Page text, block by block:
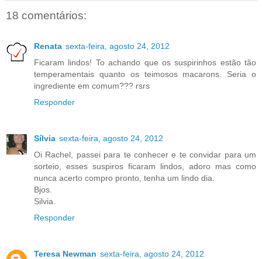
18 comentários:
Renata sexta-feira, agosto 24, 2012
Ficaram lindos! To achando que os suspirinhos estão tão
temperamentais quanto os teimosos macarons. Seria o
ingrediente em comum??? rsrs
Responder
Sílvia sexta-feira, agosto 24, 2012
Oi Rachel, passei para te conhecer e te convidar para um
sorteio, esses suspiros ficaram lindos, adoro mas como
nunca acerto compro pronto, tenha um lindo dia.
Bjos.
Silvia.
Responder
Teresa Newman sexta-feira, agosto 24, 2012